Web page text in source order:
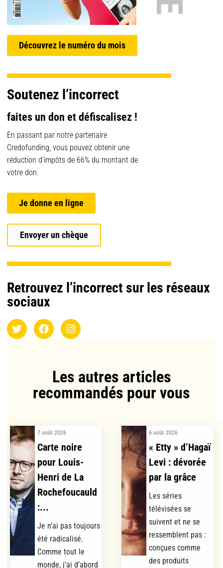
Découvrez le numéro du mois
Soutenez l’incorrect
faites un don et défiscalisez !
En passant par notre partenaire
Credofunding, vous pouvez obtenir une
réduction d’impôts de 66% du montant de
votre don.
Je donne en ligne
Envoyer un chèque
Retrouvez l’incorrect sur les réseaux
sociaux
Les autres articles
recommandés pour vous​
7 août 2026
Carte noire
pour Louis-
Henri de La
Rochefoucauld
:...
Je n’ai pas toujours
été radicalisé.
Comme tout le
monde, j’ai d’abord
6 août 2026
« Etty » d’Hagaï
Levi : dévorée
par la grâce
Les séries
télévisées se
suivent et ne se
ressemblent pas :
conçues comme
des produits